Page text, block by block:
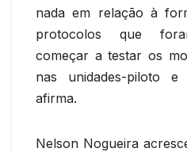
nada em relação à
protocolos que
começar a testar os
nas unidades-piloto e
afirma.
Nelson Nogueira